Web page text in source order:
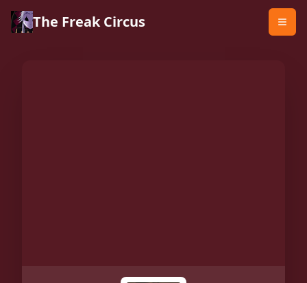
The Freak Circus